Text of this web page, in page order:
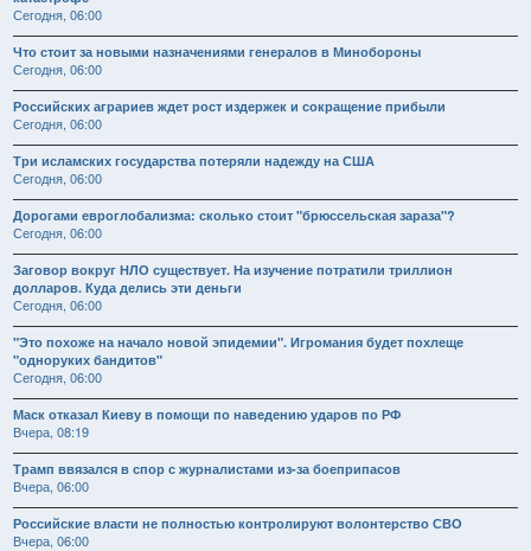
Сегодня, 06:00
Что стоит за новыми назначениями генералов в Минобороны
Сегодня, 06:00
Российских аграриев ждет рост издержек и сокращение прибыли
Сегодня, 06:00
Три исламских государства потеряли надежду на США
Сегодня, 06:00
Дорогами евроглобализма: сколько стоит "брюссельская зараза"?
Сегодня, 06:00
Заговор вокруг НЛО существует. На изучение потратили триллион
долларов. Куда делись эти деньги
Сегодня, 06:00
"Это похоже на начало новой эпидемии". Игромания будет похлеще
"одноруких бандитов"
Сегодня, 06:00
Маск отказал Киеву в помощи по наведению ударов по РФ
Вчера, 08:19
Трамп ввязался в спор с журналистами из-за боеприпасов
Вчера, 06:00
Российские власти не полностью контролируют волонтерство СВО
Вчера, 06:00